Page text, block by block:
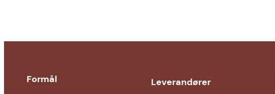
Formål Leverandører